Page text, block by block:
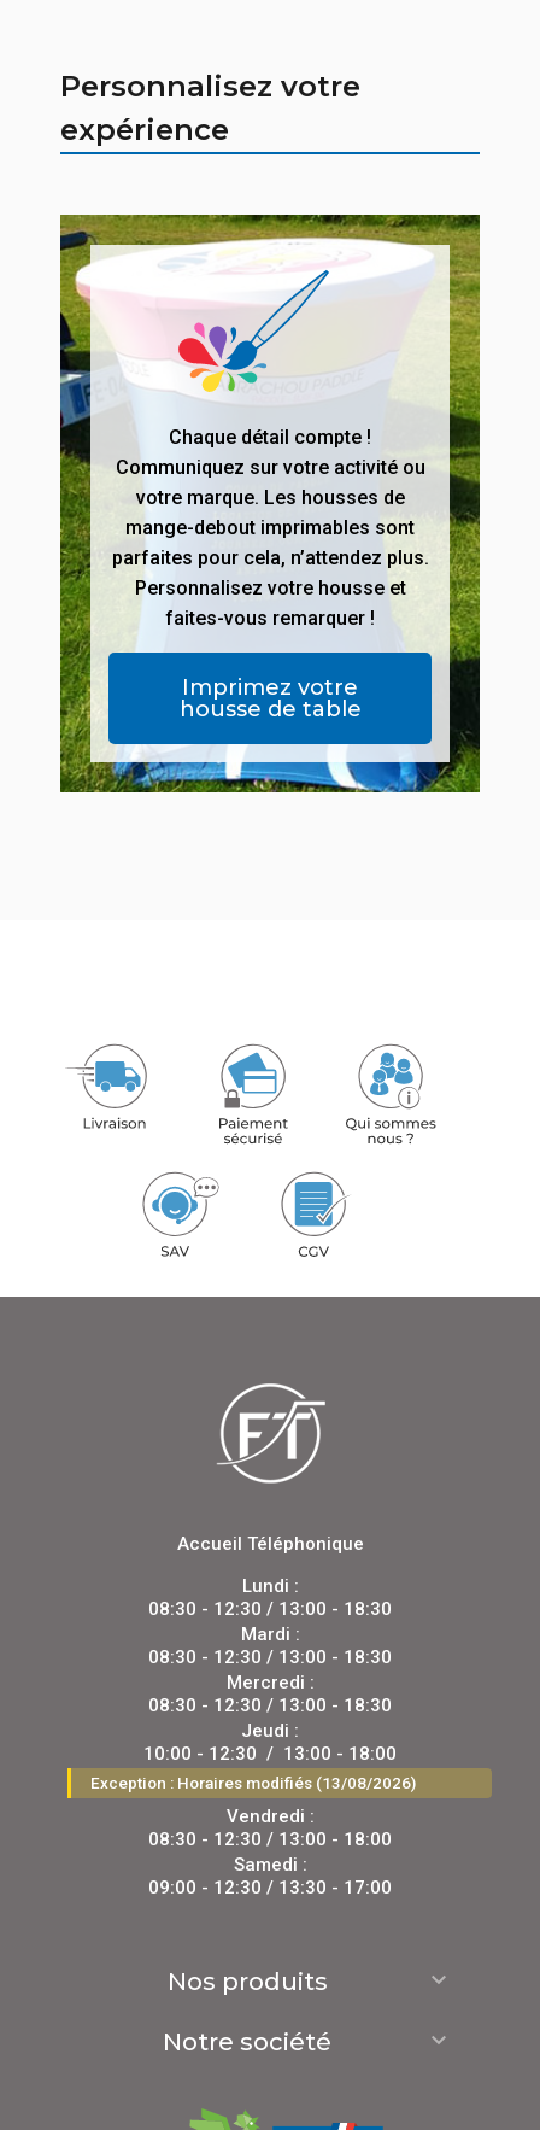
Personnalisez votre
expérience
Chaque détail compte !
Communiquez sur votre activité ou
votre marque. Les housses de
mange-debout imprimables sont
parfaites pour cela, n’attendez plus.
Personnalisez votre housse et
faites-vous remarquer !
Imprimez votre
housse de table
Accueil Téléphonique
Lundi :
08:30 - 12:30 / 13:00 - 18:30
Mardi :
08:30 - 12:30 / 13:00 - 18:30
Mercredi :
08:30 - 12:30 / 13:00 - 18:30
Jeudi :
10:00 - 12:30 / 13:00 - 18:00
Exception : Horaires modifiés (13/08/2026)
Vendredi :
08:30 - 12:30 / 13:00 - 18:00
Samedi :
09:00 - 12:30 / 13:30 - 17:00
Nos produits 
Notre société 